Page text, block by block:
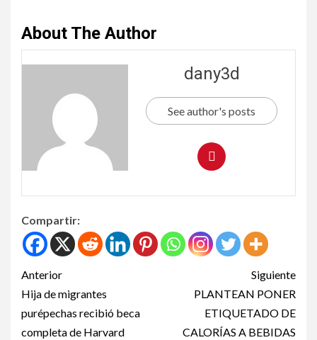
About The Author
dany3d
See author's posts
Compartir:
Anterior
Hija de migrantes
purépechas recibió beca
completa de Harvard
Siguiente
PLANTEAN PONER
ETIQUETADO DE
CALORÍAS A BEBIDAS